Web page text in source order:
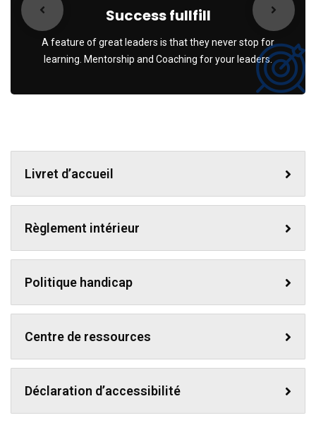
Success fullfill
A feature of great leaders is that they never stop for
learning. Mentorship and Coaching for your leaders.
Livret d’accueil
Règlement intérieur
Politique handicap
Centre de ressources
Déclaration d’accessibilité